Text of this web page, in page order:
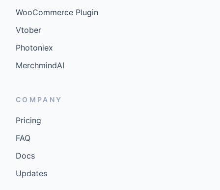
WooCommerce Plugin
Vtober
Photoniex
MerchmindAI
COMPANY
Pricing
FAQ
Docs
Updates